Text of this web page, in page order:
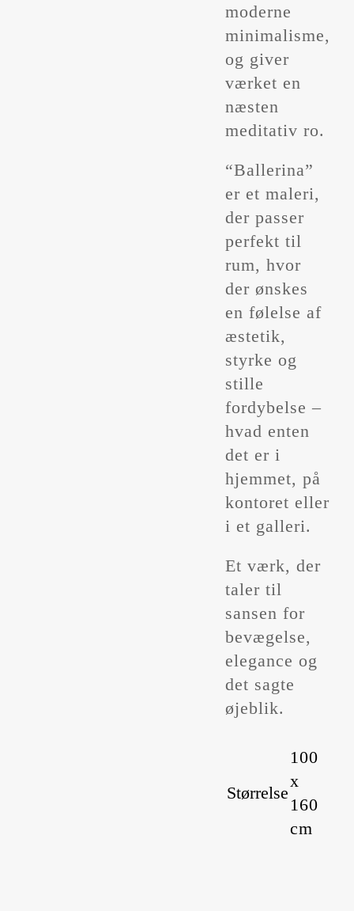
moderne
minimalisme,
og giver
værket en
næsten
meditativ ro.
“Ballerina”
er et maleri,
der passer
perfekt til
rum, hvor
der ønskes
en følelse af
æstetik,
styrke og
stille
fordybelse –
hvad enten
det er i
hjemmet, på
kontoret eller
i et galleri.
Et værk, der
taler til
sansen for
bevægelse,
elegance og
det sagte
øjeblik.
Størrelse
100
x
160
cm